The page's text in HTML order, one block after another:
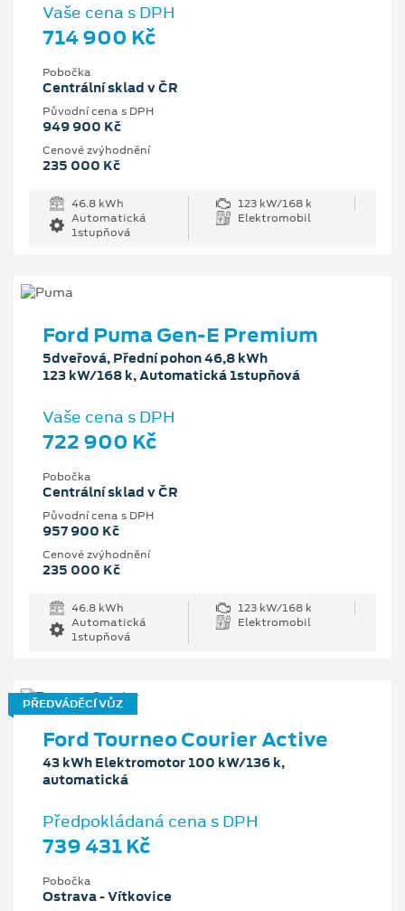
Vaše cena s DPH
714 900 Kč
Pobočka
Centrální sklad v ČR
Původní cena s DPH
949 900 Kč
Cenové zvýhodnění
235 000 Kč
46.8 kWh
123 kW/168 k
Automatická
1stupňová
Elektromobil
Ford Puma Gen-E Premium
5dveřová, Přední pohon 46,8 kWh
123 kW/168 k, Automatická 1stupňová
Vaše cena s DPH
722 900 Kč
Pobočka
Centrální sklad v ČR
Původní cena s DPH
957 900 Kč
Cenové zvýhodnění
235 000 Kč
46.8 kWh
123 kW/168 k
Automatická
1stupňová
Elektromobil
PŘEDVÁDĚCÍ VŮZ
Ford Tourneo Courier Active
43 kWh Elektromotor 100 kW/136 k,
automatická
Předpokládaná cena s DPH
739 431 Kč
Pobočka
Ostrava - Vítkovice